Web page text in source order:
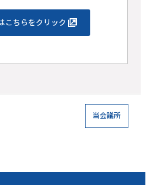
こちらをクリック
当会議所